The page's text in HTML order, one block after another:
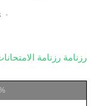
رزنامة رزنامة